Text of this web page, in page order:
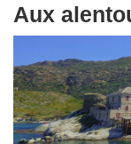
Aux